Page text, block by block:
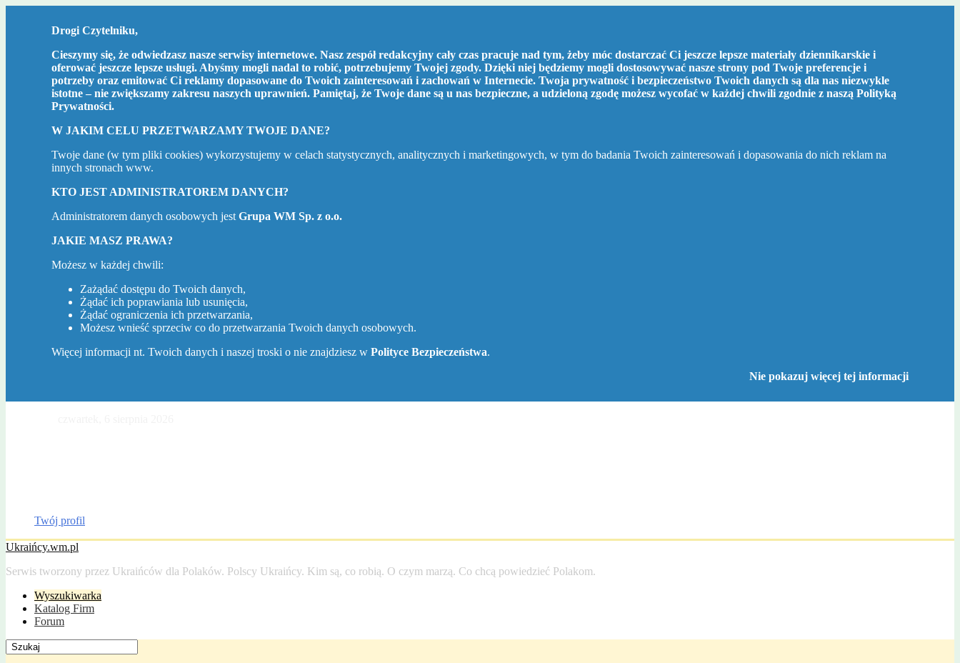
Drogi Czytelniku,
Cieszymy się, że odwiedzasz nasze serwisy internetowe. Nasz zespół redakcyjny cały czas pracuje nad tym, żeby móc dostarczać Ci jeszcze lepsze materiały dziennikarskie i
oferować jeszcze lepsze usługi. Abyśmy mogli nadal to robić, potrzebujemy Twojej zgody. Dzięki niej będziemy mogli dostosowywać nasze strony pod Twoje preferencje i
potrzeby oraz emitować Ci reklamy dopasowane do Twoich zainteresowań i zachowań w Internecie. Twoja prywatność i bezpieczeństwo Twoich danych są dla nas niezwykle
istotne – nie zwiększamy zakresu naszych uprawnień. Pamiętaj, że Twoje dane są u nas bezpieczne, a udzieloną zgodę możesz wycofać w każdej chwili zgodnie z naszą Polityką
Prywatności.
W JAKIM CELU PRZETWARZAMY TWOJE DANE?
Twoje dane (w tym pliki cookies) wykorzystujemy w celach statystycznych, analitycznych i marketingowych, w tym do badania Twoich zainteresowań i dopasowania do nich reklam na
innych stronach www.
KTO JEST ADMINISTRATOREM DANYCH?
Administratorem danych osobowych jest Grupa WM Sp. z o.o.
JAKIE MASZ PRAWA?
Możesz w każdej chwili:
Zażądać dostępu do Twoich danych,
Żądać ich poprawiania lub usunięcia,
Żądać ograniczenia ich przetwarzania,
Możesz wnieść sprzeciw co do przetwarzania Twoich danych osobowych.
Więcej informacji nt. Twoich danych i naszej troski o nie znajdziesz w Polityce Bezpieczeństwa.
Nie pokazuj więcej tej informacji
Twój profil
Ukraińcy.wm.pl
Serwis tworzony przez Ukraińców dla Polaków. Polscy Ukraińcy. Kim są, co robią. O czym marzą. Co chcą powiedzieć Polakom.
Wyszukiwarka
Katalog Firm
Forum